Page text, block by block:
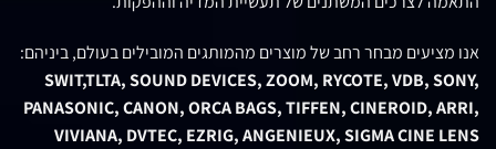
אנו מציעים מבחר רחב של מוצרים מהמותגים המובילים בעולם, ביניהם:
SWIT,TLTA, SOUND DEVICES, ZOOM, RYCOTE, VDB, SONY,
PANASONIC, CANON, ORCA BAGS, TIFFEN, CINEROID, ARRI,
VIVIANA, DVTEC, EZRIG, ANGENIEUX, SIGMA CINE LENS